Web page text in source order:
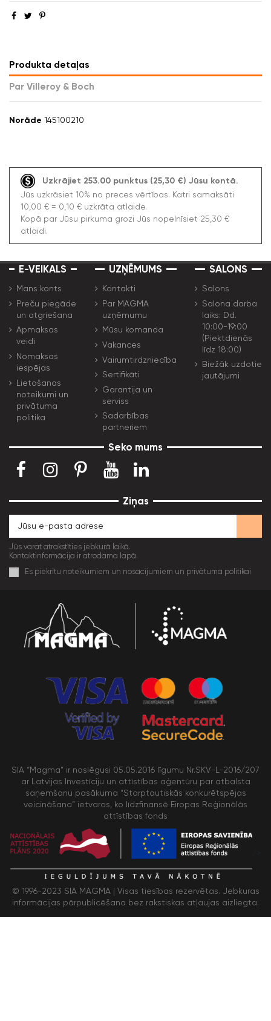
Produkta detaļas
Par Villeroy & Boch
Norāde 145100210
Uzkrājiet 253.00 punktus (25,30 €) Jūsu kontā.
Jūs uzkrāsiet 10% no preces vērtības. Katri samaksāti
10,00 € = 0,10 € uzkrāta atlaide.
Kopā par Jūsu pirkuma grozi Jūs nopelnīsiet 25,30 €
atlaidi.
E-VEIKALS
Mans konts
Preču piegāde
un atgriešana
Apmaksas
veidi
Nomaksas
iespējas
Lietošanas
noteikumi un
privātuma
politika
UZŅĒMUMS
Kontakti
Par MAGMA
uzņēmumu
Mūsu komanda
Vakances
Vairumtirdzniecība
Sertifikāti
Garantija un
serviss
Sadarbības
partneriem
SALONS
Salons
Salona darba
laiks: Dd.
10:00-19:00
(Piektdienās
līdz 18:00)
Biežāk uzdotie
jautājumi
Seko mums
Ziņas
Jūs varat atrakstīties jebkurā laikā.
Kontaktinformācija ir atrodama lapā.
Es piekrītu noteikumiem un nosacījumiem un privātuma politikai
SIA “Magma” ir noslēgusi 05.05.2016 līgumu Nr.SKV-L-2016/207
ar Latvijas Investīciju un attīstības aģentūru par atbalsta
saņemšanu pasākuma “Starptautiskās konkurētspējas
veicināšana” ietvaros, ko līdzfinansē Eiropas Reģionālās
attīstības fonds
© 1996-2023 SIA MAGMA | Visas tiesības rezervētas. Jebkuras
informācijas pārpublicēšana bez rakstiskas atļaujas aizliegta.